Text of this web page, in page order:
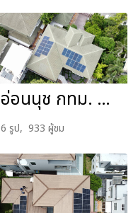
อ่อนนุช กทม. 21.45 kW
6 รูป, 933 ผู้ชม